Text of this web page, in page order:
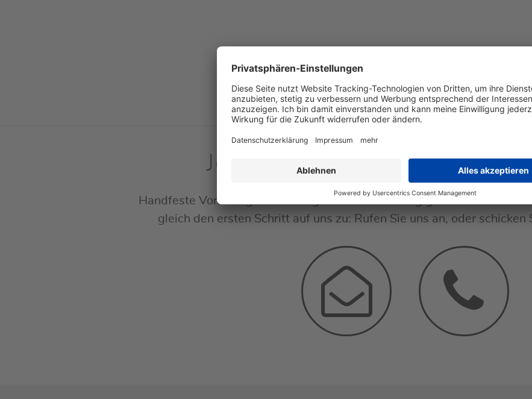
Jetzt persönliche Beratung
Handfeste Vorschläge und eine gründliche Beratung gehören bei uns
gleich den ersten Schritt auf uns zu: Rufen Sie uns an, oder schicken